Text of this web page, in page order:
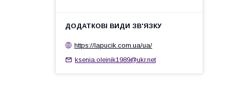
https://lapucik.com.ua/ua/
ksenia.oleinik1989@ukr.net